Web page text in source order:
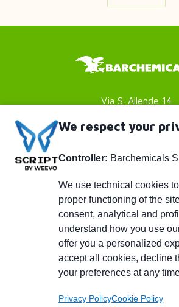
Via S. Allende 14
41051 Castelnuovo
P. IVA
Footer
menu
Privacy policy
Cookies Policy
Credits
+39 059
We respect your
Controller: Barchemicals
We use technical cookies
proper functioning of the
consent, analytical and
understand how you use
offer you a personalized
accept all cookies, decline
your preferences at any
Privacy PolicyCookie Policy